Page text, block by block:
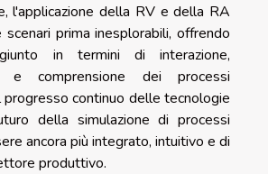
l'applicazione della RV e della RA
scenari prima inesplorabili, offrendo
in termini di interazione,
e comprensione dei processi
progresso continuo delle tecnologie
della simulazione di processi
ancora più integrato, intuitivo e di
produttivo.